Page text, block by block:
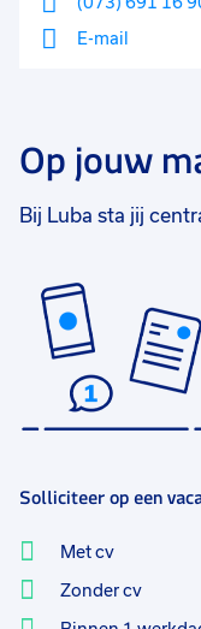
E-mail
Op jouw
Bij Luba sta jij
Solliciteer op een
Met cv
Zonder cv